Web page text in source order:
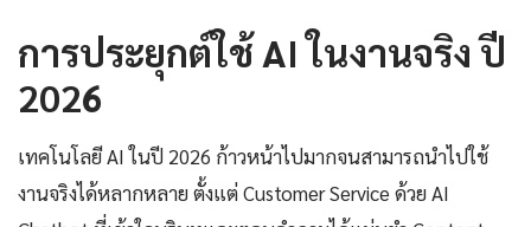
การประยุกต์ใช้ AI ในงานจริง ปี
2026
เทคโนโลยี AI ในปี 2026 ก้าวหน้าไปมากจนสามารถนำไปใช้
งานจริงได้หลากหลาย ตั้งแต่ Customer Service ด้วย AI